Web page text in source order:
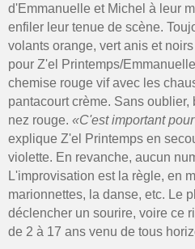
d'Emmanuelle et Michel à leur
enfiler leur tenue de scène.
volants orange, vert anis et
pour Z'el Printemps/
chemise rouge vif avec les
pantacourt crème. Sans
nez rouge. «C'est important
explique Z'el Printemps en
violette. En revanche, aucun
L'improvisation est la règle, en
marionnettes, la danse, etc. Le
déclencher un sourire, voire ce
de 2 à 17 ans venu de tous